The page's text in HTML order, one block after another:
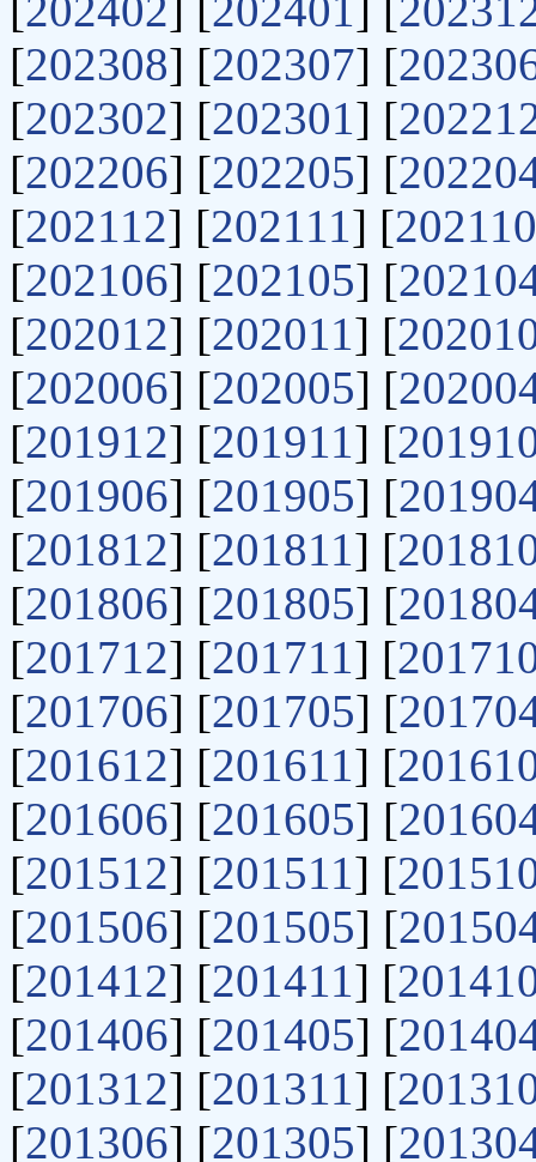
[202308] [202307] [
[202302] [202301 ] [
[202206] [202205] [
[202112] [202111 ] [202110
[202106] [202105] [
[202012] [202011 ] [
[202006] [202005] [
[201912] [201911 ] [
[201906] [201905] [
[201812] [201811 ] [
[201806] [201805] [
[201712] [201711 ] [
[201706] [201705] [
[201612] [201611 ] [
[201606] [201605] [
[201512] [201511 ] [
[201506] [201505] [
[201412] [201411 ] [
[201406] [201405] [
[201312] [201311 ] [
[201306] [201305] [